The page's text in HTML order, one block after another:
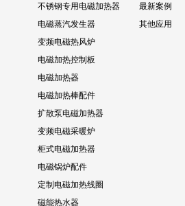
不锈钢专用电磁加热器
电磁蒸汽发生器
变频电磁热风炉
电磁加热控制板
电磁加热器
电磁加热棒配件
扩散泵电磁加热器
变频电磁采暖炉
柜式电磁加热器
电磁锅炉配件
定制电磁加热线圈
磁能热水器
最新案例
其他应用